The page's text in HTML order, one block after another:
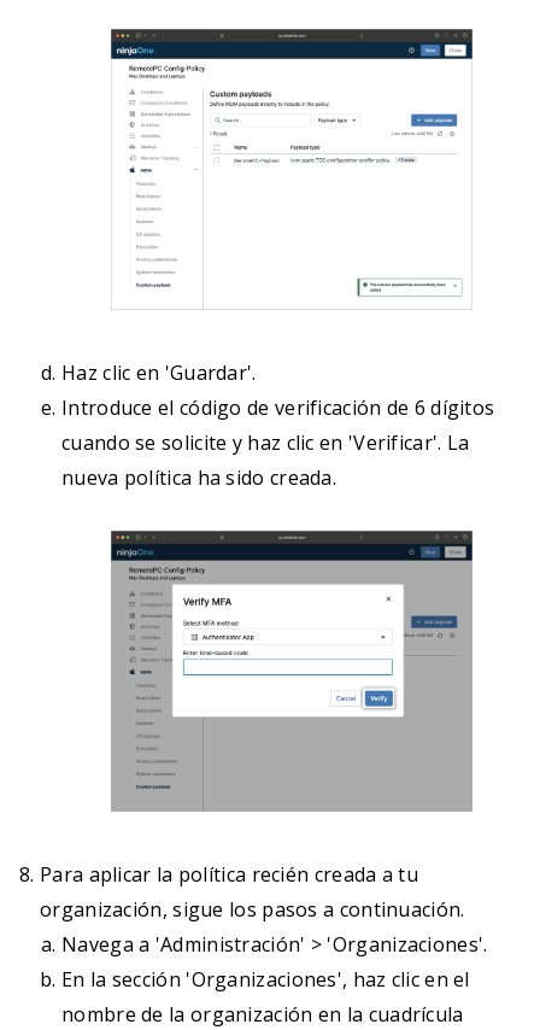
    <integer>1</integer>
    <key>Services</key>
    <dict>
        <key>Accessibility</key>
        <array>
            <dict>
                <key>Allowed</key>
                <true/>
                <key>CodeRequirement</key>
				<string>identifier "com.prosoftnet.remotepcDesktop" and anchor apple generic and certificate leaf[subject.OU] = JWDCNYZ922</string>
                <key>Comment</key>
<string>Allow RemotePC Accessibility</
            </dict>
        </array>
    </dict>
	</dict>
	<!-- Payloads go here  ScreenCapture -->
	<dict>
    <key>PayloadIdentifier</key>
    <key>PayloadType</key>
<string>com.apple.TCC.configuration-profile-
Haz clic en 'Guardar'.
Introduce el código de verificación de 6 dígitos
cuando se solicite y haz clic en 'Verificar'. La
nueva política ha sido creada.
Para aplicar la política recién creada a tu
organización, sigue los pasos a continuación.
Navega a 'Administración' > 'Organizaciones'.
En la sección 'Organizaciones', haz clic en el
nombre de la organización en la cuadrícula